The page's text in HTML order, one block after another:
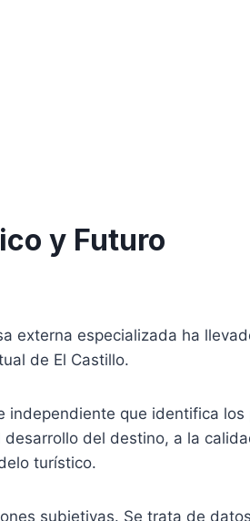
y Futuro
externa especializada ha
de El Castillo.
independiente que identifica los
del destino, a la
turístico.
subjetivas. Se trata de